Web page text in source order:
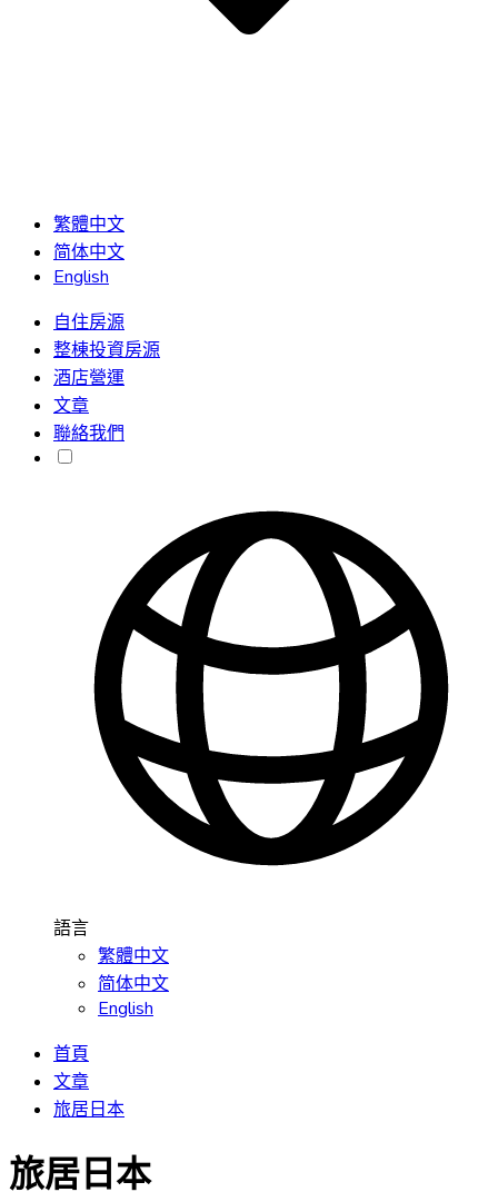
繁體中文
简体中文
English
自住房源
整棟投資房源
酒店營運
文章
聯絡我們
語言
繁體中文
简体中文
English
首頁
文章
旅居日本
旅居日本